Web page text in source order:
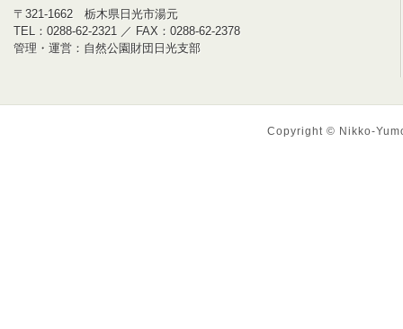
〒321-1662 栃木県日光市湯元
TEL：0288-62-2321 ／ FAX：0288-62-2378
管理・運営：自然公園財団日光支部
Copyright © Nikko-